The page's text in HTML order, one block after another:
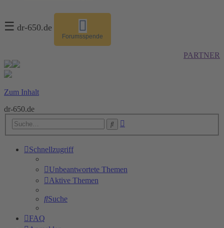
☰ dr-650.de
Forumsspende
PARTNER
Zum Inhalt
dr-650.de
Suche
Schnellzugriff
Unbeantwortete Themen
Aktive Themen
Suche
FAQ